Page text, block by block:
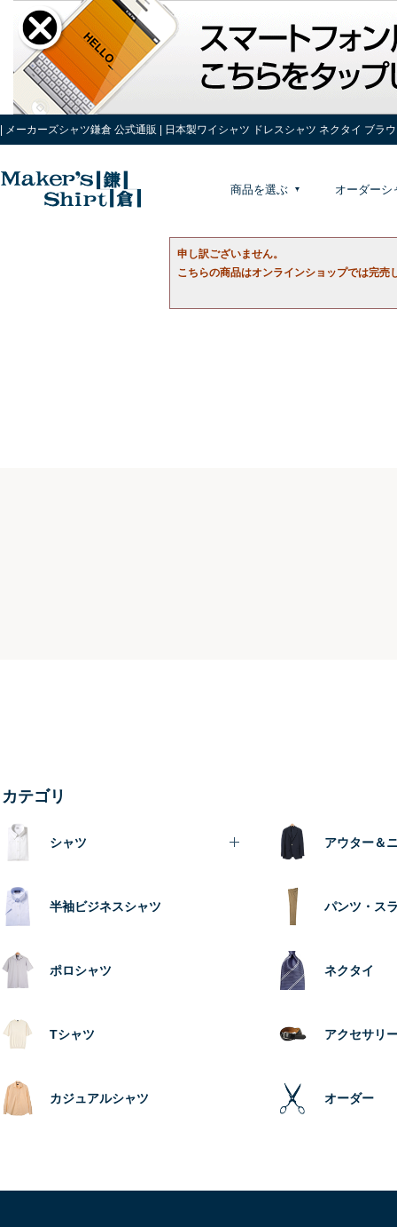
| メーカーズシャツ鎌倉 公式通販 | 日本製ワイシャツ ドレスシャツ ネクタイ ブラ
商品を選ぶ オーダーシ
申し訳ございません。
こちらの商品はオンラインショップでは完売
カテゴリ
シャツ
半袖ビジネスシャツ
ポロシャツ
Tシャツ
カジュアルシャツ
アウター＆
パンツ・ス
ネクタイ
アクセサリ
オーダー